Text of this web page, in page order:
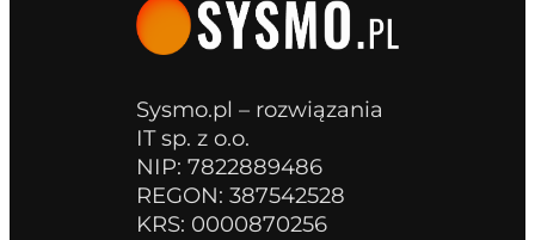
Sysmo.pl – rozwiązania
IT sp. z o.o.
NIP: 7822889486
REGON: 387542528
KRS: 0000870256